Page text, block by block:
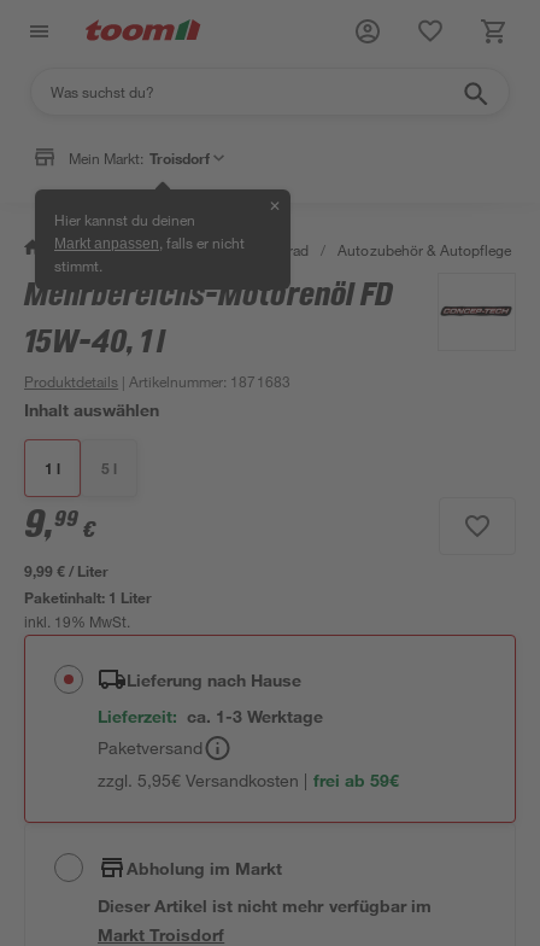
Mein Markt: Troisdorf
Hier kannst du deinen
Markt anpassen , falls er nicht
stimmt.
✕
/ Garten & Freizeit / Auto & Fahrrad / Autozubehör & Autopflege
Mehrbereichs-Motorenöl FD
15W-40, 1 l
Produktdetails | Artikelnummer: 1871683
Inhalt auswählen
1 l 5 l
9,99 €
9,99 € / Liter
Paketinhalt: 1 Liter
inkl. 19% MwSt.
Lieferung nach Hause
Lieferzeit: ca. 1-3 Werktage
Paketversand
zzgl. 5,95€ Versandkosten | frei ab 59€
Abholung im Markt
Dieser Artikel ist nicht mehr verfügbar im
MarktTroisdorf